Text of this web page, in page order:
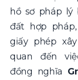
hồ sơ pháp lý
đất hợp
giấy phép
quan đến
đồng nghĩa